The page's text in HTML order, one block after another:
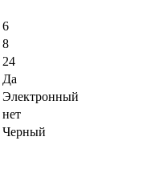
6
8
24
Да
Электронный
нет
Черный